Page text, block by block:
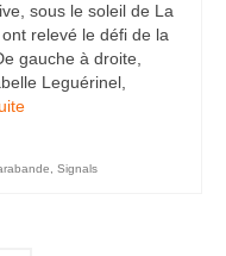
sous le soleil de La
relevé le défi de la
gauche à droite,
Leguérinel,
Signals